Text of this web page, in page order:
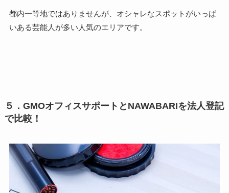
都内一等地ではありませんが、オシャレなスポットがいっぱ
いある芸能人が多い人気のエリアです。
５．GMOオフィスサポートとNAWABARIを法人登記
で比較！